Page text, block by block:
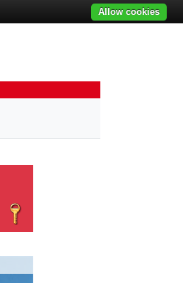
Allow cookies